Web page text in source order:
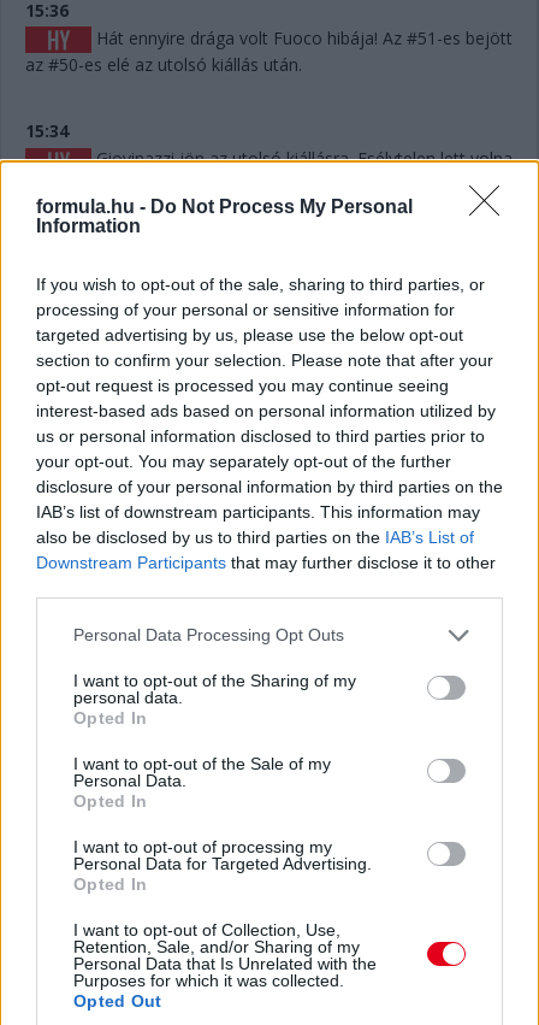
formula.hu - Do Not Process My Personal
Information
If you wish to opt-out of the sale, sharing to third parties, or
processing of your personal or sensitive information for
targeted advertising by us, please use the below opt-out
section to confirm your selection. Please note that after your
opt-out request is processed you may continue seeing
interest-based ads based on personal information utilized by
us or personal information disclosed to third parties prior to
your opt-out. You may separately opt-out of the further
disclosure of your personal information by third parties on the
IAB’s list of downstream participants. This information may
also be disclosed by us to third parties on the IAB’s List of
Downstream Participants that may further disclose it to other
Please note that this website/app uses one or more Google
not limited to your visit or usage behaviour. You may click to
grant or deny consent to Google and its third-party tags to
use your data for below specified purposes in below Google
consent section.
Personal Data Processing Opt Outs
I want to opt-out of the Sharing of my
personal data.
Opted In
I want to opt-out of the Sale of my
Personal Data.
Opted In
I want to opt-out of processing my
Personal Data for Targeted Advertising.
Opted In
I want to opt-out of Collection, Use,
Retention, Sale, and/or Sharing of my
Personal Data that Is Unrelated with the
Purposes for which it was collected.
Opted Out
15:36
Hát ennyire drága volt Fuoco hibája! Az #51-es bejött
az #50-es elé az utolsó kiállás után.
15:34
Giovinazzi jön az utolsó kiállásra. Esélytelen lett volna
A visszajátszáson látszik, hogy Fuoco hibázott, és ez
akár pozícióba is kerülhet, hiszen mintegy 6-7 másodpercet
eldobott. Persze hány olyan Le Mans volt a történelemben,
ahol 6-7 másodperc számított egy dobogós helyen...? Kevés.
15:29
Giovinazzi 42-vel vezet Kubica előtt, és jöhet majd
egy rövid utolsó kiállásra mindjárt.
15:29
Na nézzük, mi a helyet: Kubica 10 másodperccel
vezet Estre előtt, aki újabb kilenccel a most sokat bukó Fuoco
Itt a dráma! A turbópékek kapnak egy áthajtásos
gyorshajtása nagyon sokba kerül. Massonék, a VDS Panis
meg fogja nyerni a kategóriát.
Kulcsfontosságú pillanat: egy körrel Kubica után
Kubica viszont előttük frissebb gumin!